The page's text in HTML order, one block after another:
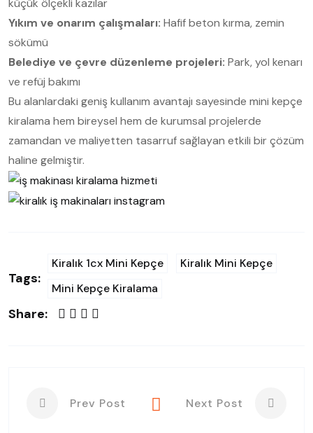
küçük ölçekli kazılar
Yıkım ve onarım çalışmaları: Hafif beton kırma, zemin
sökümü
Belediye ve çevre düzenleme projeleri: Park, yol kenarı
ve refüj bakımı
Bu alanlardaki geniş kullanım avantajı sayesinde mini kepçe
kiralama hem bireysel hem de kurumsal projelerde
zamandan ve maliyetten tasarruf sağlayan etkili bir çözüm
haline gelmiştir.
Tags:
Kiralık 1cx Mini Kepçe
Kiralık Mini Kepçe
Mini Kepçe Kiralama
Share:
Prev Post Next Post